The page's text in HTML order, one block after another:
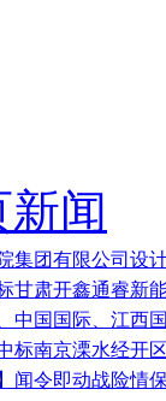
新闻
集团有限公司设
甘肃开鑫通睿新
中国国际、江西
标南京溧水经开
闻令即动战险